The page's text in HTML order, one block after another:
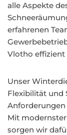
alle Aspekte
erfahrenen
Vlotho effizient
Unser
Flexibilität und
Mit
sorgen wir